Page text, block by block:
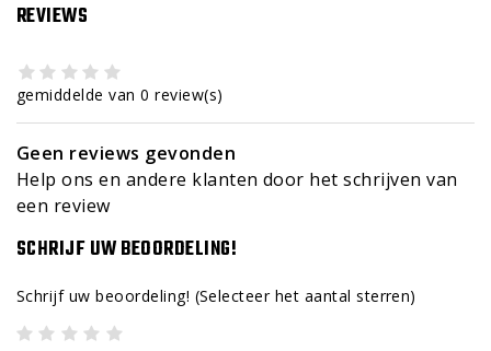
REVIEWS
gemiddelde van 0 review(s)
Geen reviews gevonden
Help ons en andere klanten door het schrijven van
een review
SCHRIJF UW BEOORDELING!
Schrijf uw beoordeling! (Selecteer het aantal sterren)